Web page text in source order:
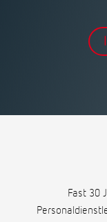
Fast 30